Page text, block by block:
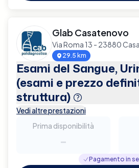
Glab Casatenovo
Via Roma 13 - 23880
29.5 km
Esami del Sangue,
(esami e prezzo
struttura)
Vedi altre prestazioni
Prima disponibilità
-
Pagamento in